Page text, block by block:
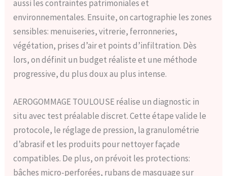
aussi les contraintes patrimoniales et
environnementales. Ensuite, on cartographie les zones
sensibles: menuiseries, vitrerie, ferronneries,
végétation, prises d’air et points d’infiltration. Dès
lors, on définit un budget réaliste et une méthode
progressive, du plus doux au plus intense.
AEROGOMMAGE TOULOUSE réalise un diagnostic in
situ avec test préalable discret. Cette étape valide le
protocole, le réglage de pression, la granulométrie
d’abrasif et les produits pour nettoyer façade
compatibles. De plus, on prévoit les protections:
bâches micro-perforées, rubans de masquage sur